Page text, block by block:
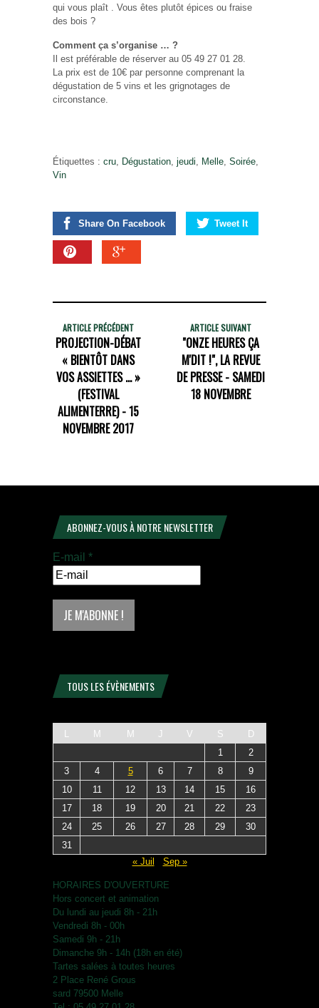
qui vous plaît . Vous êtes plutôt épices ou fraise
des bois ?
Comment ça s’organise … ?
Il est préférable de réserver au 05 49 27 01 28.
La prix est de 10€ par personne comprenant la
dégustation de 5 vins et les grignotages de
circonstance.
Étiquettes : cru, Dégustation, jeudi, Melle, Soirée,
Vin
Share On Facebook Tweet It
ARTICLE PRÉCÉDENT
PROJECTION-DÉBAT
« BIENTÔT DANS
VOS ASSIETTES ... »
(FESTIVAL
ALIMENTERRE) - 15
NOVEMBRE 2017
ARTICLE SUIVANT
"ONZE HEURES ÇA
M'DIT !", LA REVUE
DE PRESSE - SAMEDI
18 NOVEMBRE
ABONNEZ-VOUS À NOTRE NEWSLETTER
E-mail *
TOUS LES ÉVÈNEMENTS
M M J V S
D
1
2
3
4 5 6 7 8
9
10
11 12 13 14 15
16
17
18 19 20 21 22
23
24
25 26 27 28 29
30
31
« Juil
Sep »
HORAIRES D'OUVERTURE
Hors concert et animation
Du lundi au jeudi 8h - 21h
Vendredi 8h - 00h
Samedi 9h - 21h
Dimanche 9h - 14h (18h en été)
Tartes salées à toutes heures
2 Place René Grous
sard 79500 Melle